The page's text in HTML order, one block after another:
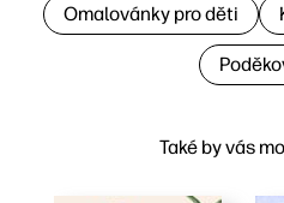
Také by vás
Omalovánky pro děti